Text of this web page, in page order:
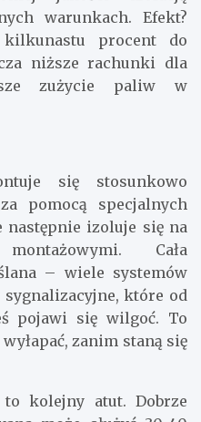
warunkach. Efekt?
procent do
niższe rachunki dla
zużycie paliw w
się stosunkowo
pomocą specjalnych
następnie izoluje się na
Cała
– wiele systemów
sygnalizacyjne, które od
pojawi się wilgoć. To
zanim staną się
kolejny atut. Dobrze